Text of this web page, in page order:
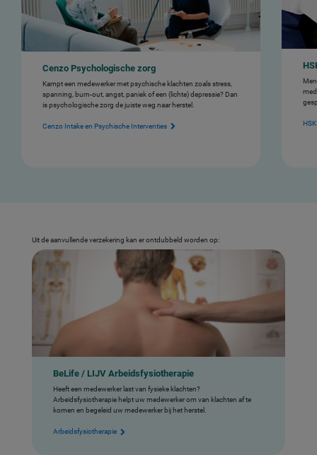
Cenzo Psychologische zorg
Kampt een medewerker met psychische klachten zoals stress,
spanning, burn-out, angst, paniek of een (lichte) depressie? Dan
is psychologische zorg de juiste weg naar herstel.
Cenzo Intake en Psychische Interventies
Uit de aanvullende verzekering kan er ontdubbeld worden op:
BeLife / LIJV Arbeidsfysiotherapie
Heeft een medewerker last van fysieke klachten?
Arbeidsfysiotherapie helpt uw medewerker om van klachten af te
komen en begeleid uw medewerker bij het herstel.
Arbeidsfysiotherapie